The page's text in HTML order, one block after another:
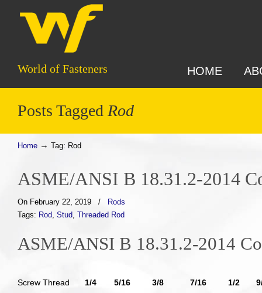
World of Fasteners HOME
Posts Tagged Rod
Home → Tag: Rod
ASME/ANSI B 18.31.2-2014
On February 22, 2019 /
Rods
Tags: Rod, Stud, Threaded Rod
ASME/ANSI B 18.31.2-2014
Screw Thread 1/4 5/16 3/8 7/16 1/2